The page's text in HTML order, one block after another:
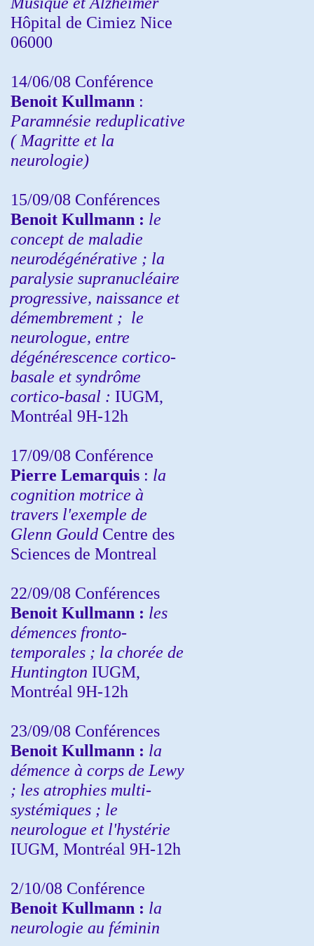
Hôpital de Cimiez Nice
06000
14/06/08 Conférence
Benoit Kullmann :
Paramnésie reduplicative
( Magritte et la
neurologie)
15/09/08 Conférences
Benoit Kullmann : le
concept de maladie
neurodégénérative ; la
paralysie supranucléaire
progressive, naissance et
démembrement ; le
neurologue, entre
dégénérescence cortico-
basale et syndrôme
cortico-basal : IUGM,
Montréal 9H-12h
17/09/08 Conférence
Pierre Lemarquis : la
cognition motrice à
travers l'exemple de
Glenn Gould Centre des
Sciences de Montreal
22/09/08 Conférences
Benoit Kullmann : les
démences fronto-
temporales ; la chorée de
Huntington IUGM,
Montréal 9H-12h
23/09/08 Conférences
Benoit Kullmann : la
démence à corps de Lewy
; les atrophies multi-
systémiques ; le
neurologue et l'hystérie
IUGM, Montréal 9H-12h
2/10/08 Conférence
Benoit Kullmann : la
neurologie au féminin